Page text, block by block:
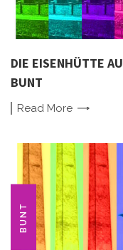
DIE EISENHÜTTE
BUNT
Read More
BUNT